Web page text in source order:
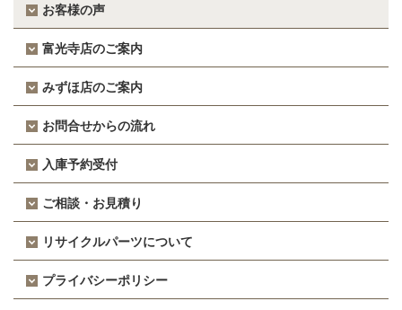
お客様の声
富光寺店のご案内
みずほ店のご案内
お問合せからの流れ
入庫予約受付
ご相談・お見積り
リサイクルパーツについて
プライバシーポリシー